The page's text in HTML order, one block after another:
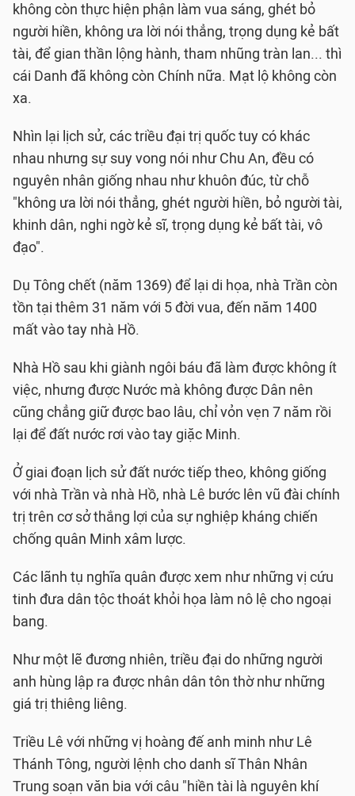
không còn thực hiện phận làm vua sáng, ghét bỏ
người hiền, không ưa lời nói thẳng, trọng dụng kẻ bất
tài, để gian thần lộng hành, tham nhũng tràn lan... thì
cái Danh đã không còn Chính nữa. Mạt lộ không còn
xa.
Nhìn lại lịch sử, các triều đại trị quốc tuy có khác
nhau nhưng sự suy vong nói như Chu An, đều có
nguyên nhân giống nhau như khuôn đúc, từ chỗ
"không ưa lời nói thẳng, ghét người hiền, bỏ người tài,
khinh dân, nghi ngờ kẻ sĩ, trọng dụng kẻ bất tài, vô
đạo".
Dụ Tông chết (năm 1369) để lại di họa, nhà Trần còn
tồn tại thêm 31 năm với 5 đời vua, đến năm 1400
mất vào tay nhà Hồ.
Nhà Hồ sau khi giành ngôi báu đã làm được không ít
việc, nhưng được Nước mà không được Dân nên
cũng chẳng giữ được bao lâu, chỉ vỏn vẹn 7 năm rồi
lại để đất nước rơi vào tay giặc Minh.
Ở giai đoạn lịch sử đất nước tiếp theo, không giống
với nhà Trần và nhà Hồ, nhà Lê bước lên vũ đài chính
trị trên cơ sở thắng lợi của sự nghiệp kháng chiến
chống quân Minh xâm lược.
Các lãnh tụ nghĩa quân được xem như những vị cứu
tinh đưa dân tộc thoát khỏi họa làm nô lệ cho ngoại
bang.
Như một lẽ đương nhiên, triều đại do những người
anh hùng lập ra được nhân dân tôn thờ như những
giá trị thiêng liêng.
Triều Lê với những vị hoàng đế anh minh như Lê
Thánh Tông, người lệnh cho danh sĩ Thân Nhân
Trung soạn văn bia với câu "hiền tài là nguyên khí